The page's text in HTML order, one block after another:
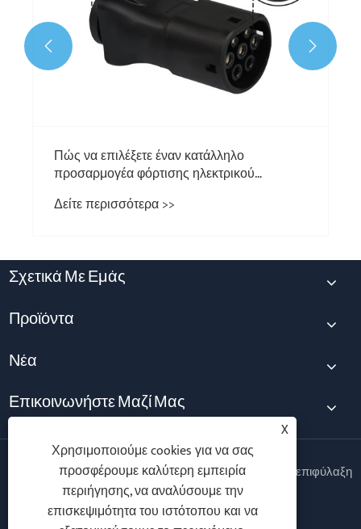
Πώς να επιλέξετε έναν κατάλληλο
προσαρμογέα φόρτισης ηλεκτρικού
Δείτε περισσότερα >>
 
Σχετικά Με Εμάς
Προϊόντα
Νέα
Επικοινωνήστε Μαζί Μας
Copyright © 2025 Ningbo Vanton EV Charger Co., Ltd. Με επιφύλαξη
παντός δικαιώματος.
Follow Us
X
Χρησιμοποιούμε cookies για να σας
προσφέρουμε καλύτερη εμπειρία
περιήγησης, να αναλύσουμε την
επισκεψιμότητα του ιστότοπου και να